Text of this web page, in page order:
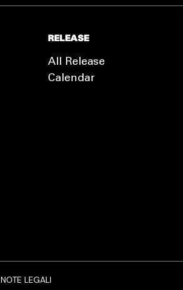
RELEASE
All Release
Calendar
NOTE LEGALI